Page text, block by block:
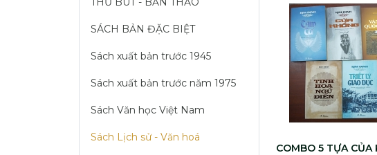
SÁCH BẢN ĐẶC BIỆT
Sách xuất bản trước 1945
Sách xuất bản trước năm 1975
Sách Văn học Việt Nam
Sách Lịch sử - Văn hoá
COMBO 5 TỰA CỦA